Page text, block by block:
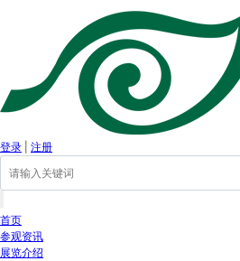
登录 注册
首页
参观资讯
展览介绍